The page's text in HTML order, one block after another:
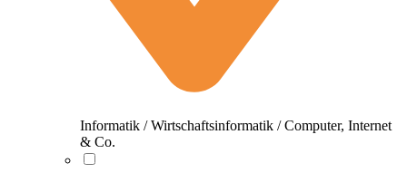
Informatik / Wirtschaftsinformatik / Computer, Internet
& Co.